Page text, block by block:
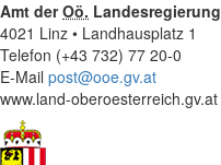
Amt derOö. Landesregierung
4021 Linz • Landhausplatz 1
Telefon (+43 732) 77 20-0
E-Mail post@ooe.gv.at
www.land-oberoesterreich.gv.at